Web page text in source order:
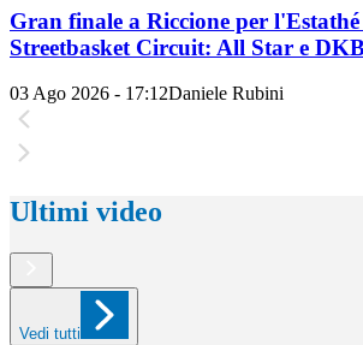
Gran finale a Riccione per
Streetbasket Circuit: All Star e
03 Ago 2026 - 17:12Daniele Rubini
Ultimi video
Vedi tutti